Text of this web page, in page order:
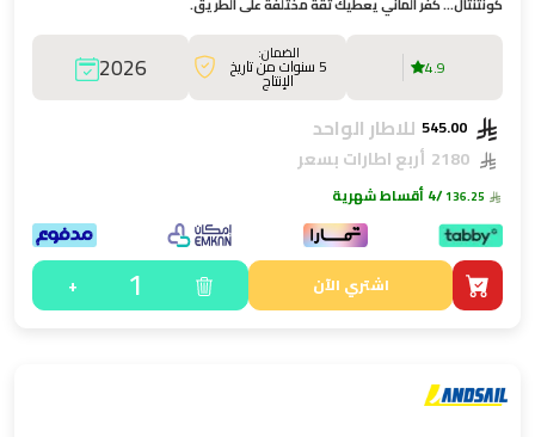
4.9
الضمان:
5 سنوات من تاريخ
الإنتاج 2026
للاطار الواحد
أربع اطارات بسعر
/4 أقساط شهرية
اشتري الآن 1
+